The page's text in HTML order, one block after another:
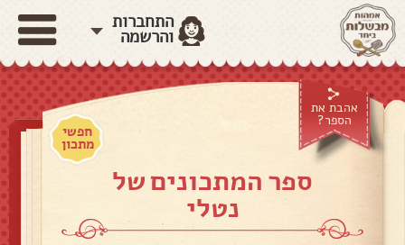
התחברות
והרשמה
אהבת את
הספר?
חפשי
מתכון
ספר המתכונים של
נטלי